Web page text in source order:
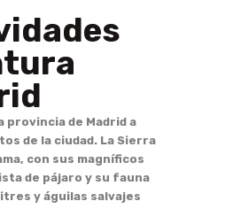
provincia de Madrid a
de la ciudad. La Sierra
con sus magníficos
de pájaro y su fauna
y águilas salvajes